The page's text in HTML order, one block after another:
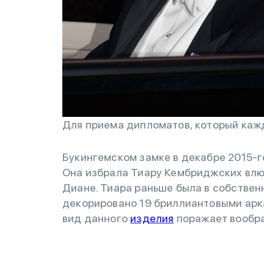
Для приема дипломатов, который
Букингемском замке в декабре 2015-
Она избрала Тиару Кембриджских
Диане. Тиара раньше была в
декорировано 19 бриллиантовыми
вид данного изделия поражает